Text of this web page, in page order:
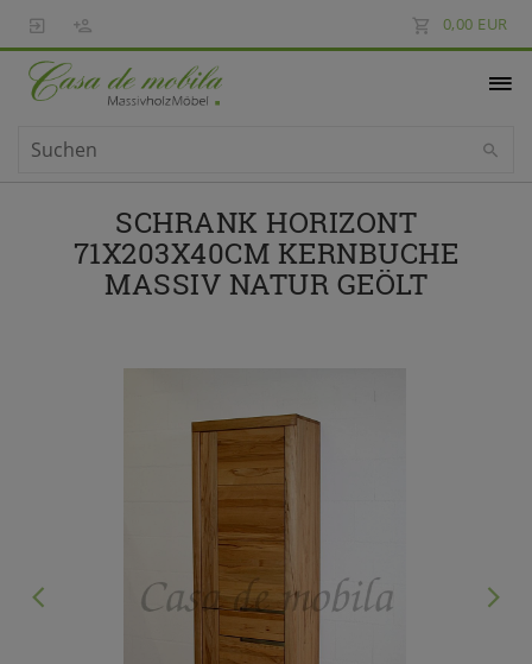
0,00 EUR
SCHRANK HORIZONT
71X203X40CM KERNBUCHE
MASSIV NATUR GEÖLT